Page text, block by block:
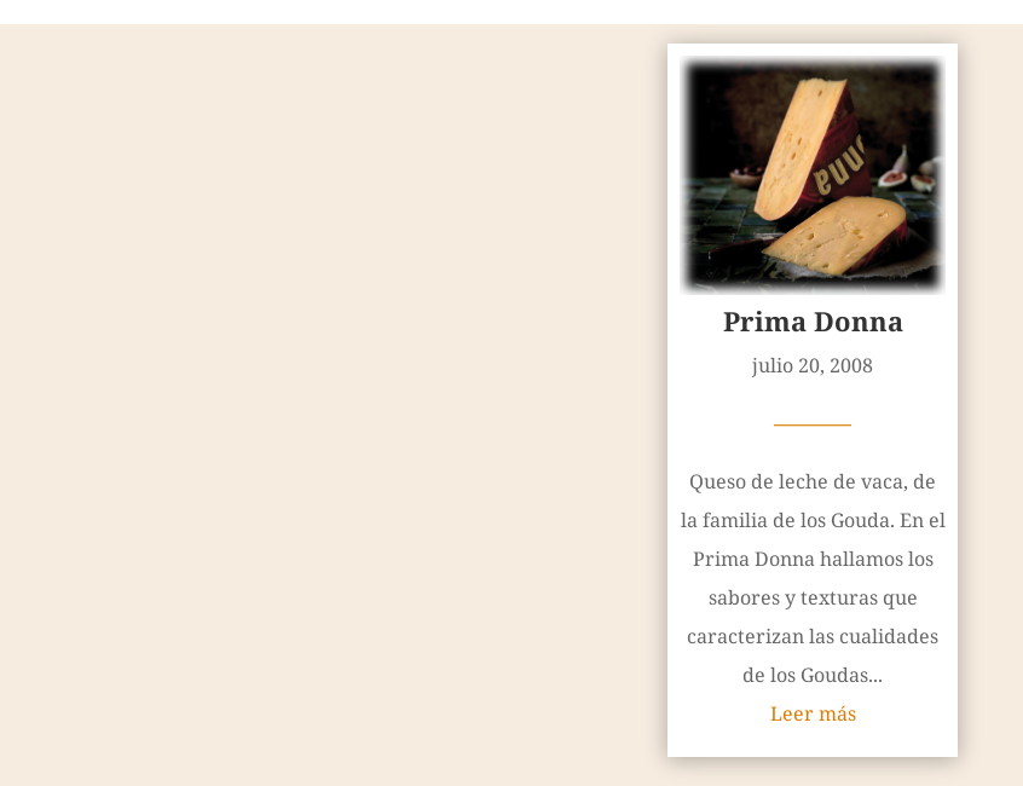
Prima Donna
julio 20, 2008
————
Queso de leche de vaca, de
la familia de los Gouda. En el
Prima Donna hallamos los
sabores y texturas que
caracterizan las cualidades
de los Goudas...
Leer más